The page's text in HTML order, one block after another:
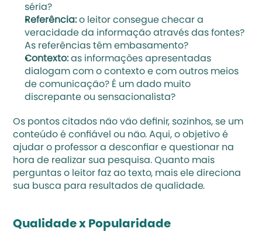
séria?
Referência: o leitor consegue checar a
veracidade da informação através das fontes?
As referências têm embasamento?
Contexto: as informações apresentadas
dialogam com o contexto e com outros meios
de comunicação? É um dado muito
discrepante ou sensacionalista?
Os pontos citados não vão definir, sozinhos, se um
conteúdo é confiável ou não. Aqui, o objetivo é
ajudar o professor a desconfiar e questionar na
hora de realizar sua pesquisa. Quanto mais
perguntas o leitor faz ao texto, mais ele direciona
sua busca para resultados de qualidade.
Qualidade x Popularidade